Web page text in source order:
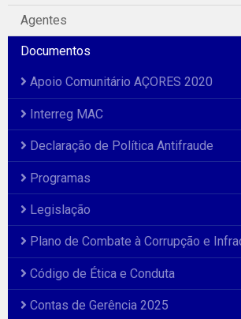
Agentes
Documentos
Apoio Comunitário AÇORES 2020
Interreg MAC
Declaração de Política Antifraude
Programas
Legislação
Plano de Combate à Corrupção e
Código de Ética e Conduta
Contas de Gerência 2025